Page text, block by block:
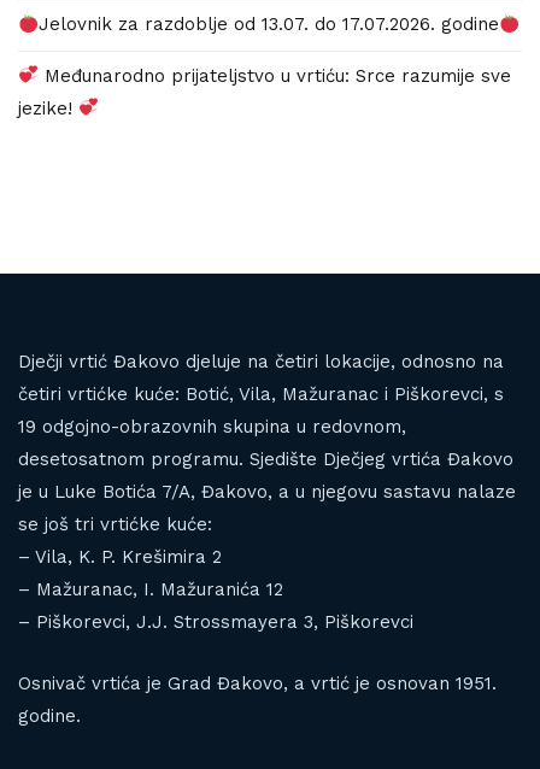
Jelovnik za razdoblje od 13.07. do 17.07.2026. godine
Međunarodno prijateljstvo u vrtiću: Srce razumije sve
jezike!
Dječji vrtić Đakovo djeluje na četiri lokacije, odnosno na
četiri vrtićke kuće: Botić, Vila, Mažuranac i Piškorevci, s
19 odgojno-obrazovnih skupina u redovnom,
desetosatnom programu. Sjedište Dječjeg vrtića Đakovo
je u Luke Botića 7/A, Đakovo, a u njegovu sastavu nalaze
se još tri vrtićke kuće:
– Vila, K. P. Krešimira 2
– Mažuranac, I. Mažuranića 12
– Piškorevci, J.J. Strossmayera 3, Piškorevci
Osnivač vrtića je Grad Đakovo, a vrtić je osnovan 1951.
godine.